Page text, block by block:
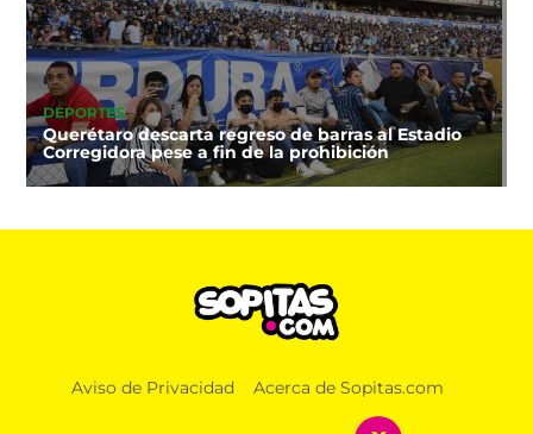
DEPORTES
Querétaro descarta regreso de barras al Estadio
Corregidora pese a fin de la prohibición
Aviso de Privacidad Acerca de Sopitas.com